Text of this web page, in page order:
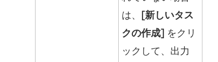
は、 [新しいタス
クの作成] をクリ
ックして、出力